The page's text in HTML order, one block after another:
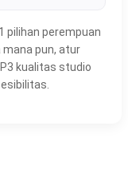
pilihan perempuan
mana pun, atur
kualitas studio